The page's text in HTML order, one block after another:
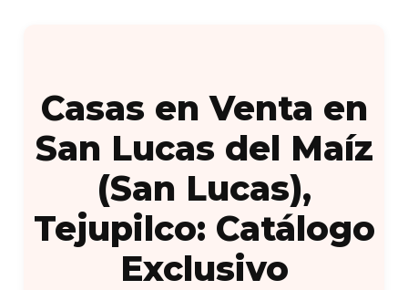
Casas en Venta en
San Lucas del Maíz
(San Lucas),
Tejupilco: Catálogo
Exclusivo